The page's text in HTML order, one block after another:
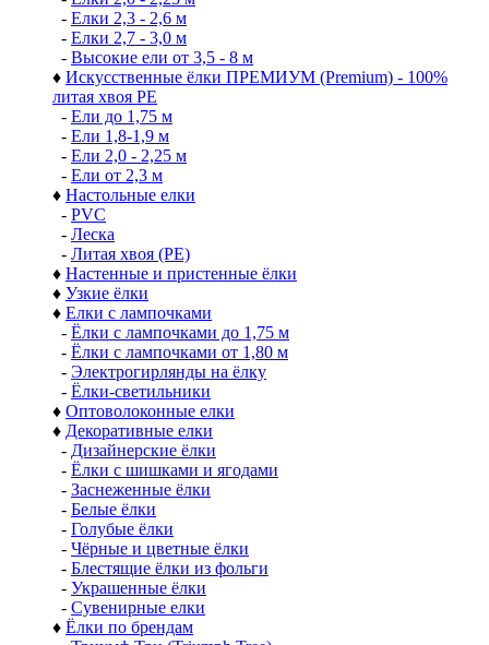
- Елки 2,3 - 2,6 м
- Елки 2,7 - 3,0 м
- Высокие ели от 3,5 - 8 м
♦ Искусственные ёлки ПРЕМИУМ (Premium) - 100%
литая хвоя РЕ
- Ели до 1,75 м
- Ели 1,8-1,9 м
- Ели 2,0 - 2,25 м
- Ели от 2,3 м
♦ Настольные елки
- PVC
- Леска
- Литая хвоя (РЕ)
♦ Настенные и пристенные ёлки
♦ Узкие ёлки
♦ Елки с лампочками
- Ёлки с лампочками до 1,75 м
- Ёлки с лампочками от 1,80 м
- Электрогирлянды на ёлку
- Ёлки-светильники
♦ Оптоволоконные елки
♦ Декоративные елки
- Дизайнерские ёлки
- Ёлки с шишками и ягодами
- Заснеженные ёлки
- Белые ёлки
- Голубые ёлки
- Чёрные и цветные ёлки
- Блестящие ёлки из фольги
- Украшенные ёлки
- Сувенирные елки
♦ Ёлки по брендам